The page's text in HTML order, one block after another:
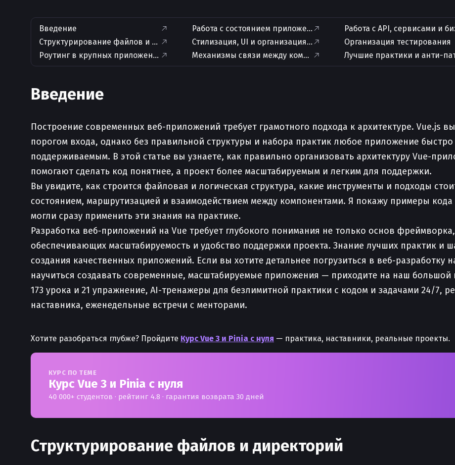
Введение
Структурирование файлов и директорий
Роутинг в крупных приложениях на Vue
Работа с состоянием приложения
Стилизация, UI и организация CSS
Механизмы связи между компонентами
Работа с API, сервисами и
Организация тестирования
Лучшие практики и анти-
Введение
Построение современных веб-приложений требует грамотного подхода к архитектуре. Vue.js
порогом входа, однако без правильной структуры и набора практик любое приложение
поддерживаемым. В этой статье вы узнаете, как правильно организовать архитектуру Vue-
помогают сделать код понятнее, а проект более масштабируемым и легким для поддержки.
Вы увидите, как строится файловая и логическая структура, какие инструменты и подходы
состоянием, маршрутизацией и взаимодействием между компонентами. Я покажу примеры
могли сразу применить эти знания на практике.
Разработка веб-приложений на Vue требует глубокого понимания не только основ
обеспечивающих масштабируемость и удобство поддержки проекта. Знание лучших практик и
создания качественных приложений. Если вы хотите детальнее погрузиться в веб-разработку
научиться создавать современные, масштабируемые приложения — приходите на наш большой
173 урока и 21 упражнение, AI-тренажеры для безлимитной практики с кодом и задачами 24/7,
наставника, еженедельные встречи с менторами.
Хотите разобраться глубже? Пройдите Курс Vue 3 и Pinia с нуля — практика, наставники, реальные проекты.
КУРС ПО ТЕМЕ
Курс Vue 3 и Pinia с нуля
40 000+ студентов · рейтинг 4.8 · гарантия возврата 30 дней
Структурирование файлов и директорий